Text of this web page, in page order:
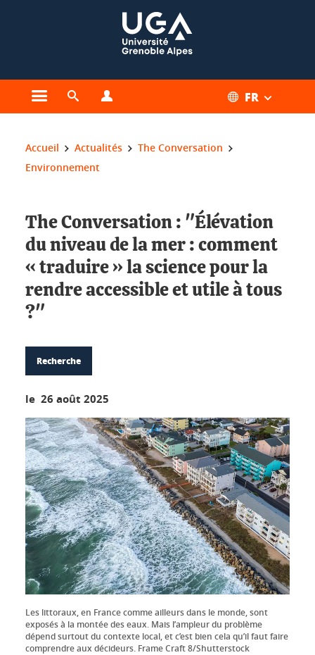
Ouvrir le menu principal
Ouvrir le moteur de recherche FR
Vous êtes ici :
Accueil Actualités
The Conversation
Environnement
The Conversation : "Élévation
du niveau de la mer : comment
« traduire » la science pour la
rendre accessible et utile à tous
?"
Recherche
le 26 août 2025
Les littoraux, en France comme ailleurs dans le monde, sont
exposés à la montée des eaux. Mais l’ampleur du problème
dépend surtout du contexte local, et c’est bien cela qu’il faut faire
comprendre aux décideurs. Frame Craft 8/Shutterstock